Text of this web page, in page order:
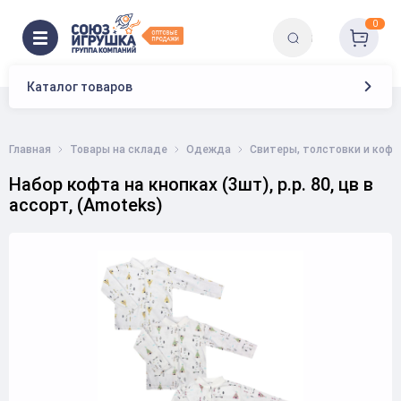
Каталог товаров
0
Главная Товары на складе Одежда Свитеры, толстовки и
Набор кофта на кнопках (3шт), р.р. 80, цв в
ассорт, (Аmoteks)